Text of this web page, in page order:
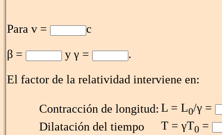
Para v =
c
β =
y γ =
.
El factor de la relatividad interviene en:
Contracción de longitud: L = L0/γ =
Dilatación del tiempo
T = γT0=